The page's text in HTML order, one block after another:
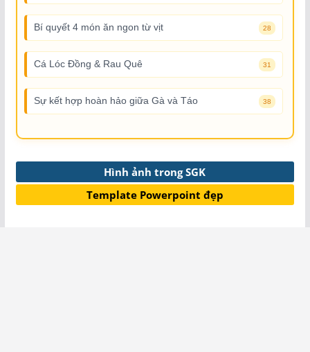
Bí quyết 4 món ăn ngon từ vịt 28
Cá Lóc Đồng & Rau Quê 31
Sự kết hợp hoàn hảo giữa Gà và Táo 38
Hình ảnh trong SGK
Template Powerpoint đẹp